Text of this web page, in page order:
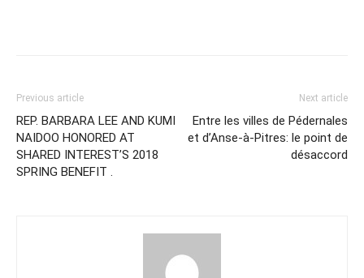
Previous article
REP. BARBARA LEE AND KUMI
NAIDOO HONORED AT
SHARED INTEREST’S 2018
SPRING BENEFIT .
Next article
Entre les villes de Pédernales
et d’Anse-à-Pitres: le point de
désaccord